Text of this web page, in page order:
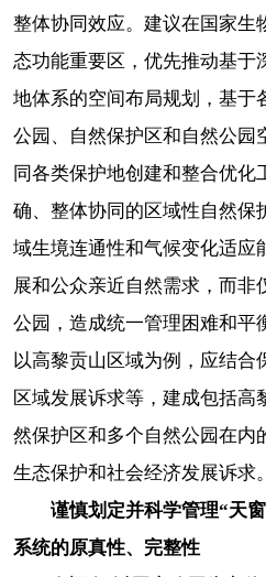
整体协同效应。建议在国家生
态功能重要区，优先推动基于
地体系的空间布局规划，基于
公园、自然保护区和自然公园
同各类保护地创建和整合优化
确、整体协同的区域性自然保
域生境连通性和气候变化适应
展和公众亲近自然需求，而非
公园，造成统一管理困难和平
以高黎贡山区域为例，应结合
区域发展诉求等，建成包括高
然保护区和多个自然公园在内
生态保护和社会经济发展诉求。
谨慎划定并科学管理“天
系统的原真性、完整性